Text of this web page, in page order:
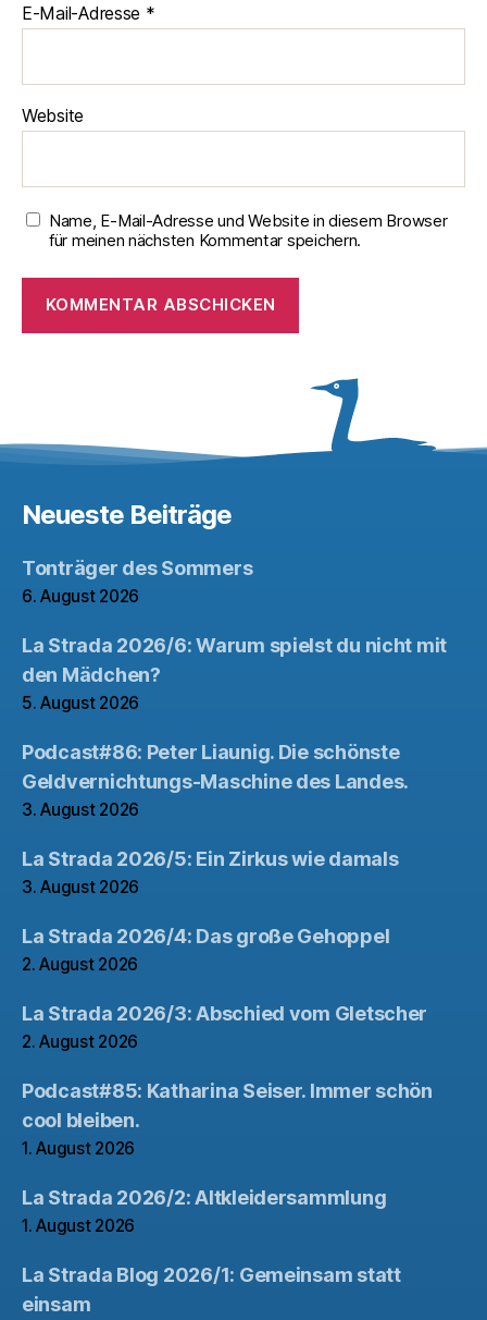
E-Mail-Adresse *
Website
Name, E-Mail-Adresse und Website in diesem Browser
für meinen nächsten Kommentar speichern.
Neueste Beiträge
Tonträger des Sommers
6. August 2026
La Strada 2026/6: Warum spielst du nicht mit
den Mädchen?
5. August 2026
Podcast#86: Peter Liaunig. Die schönste
Geldvernichtungs-Maschine des Landes.
3. August 2026
La Strada 2026/5: Ein Zirkus wie damals
3. August 2026
La Strada 2026/4: Das große Gehoppel
2. August 2026
La Strada 2026/3: Abschied vom Gletscher
2. August 2026
Podcast#85: Katharina Seiser. Immer schön
cool bleiben.
1. August 2026
La Strada 2026/2: Altkleidersammlung
1. August 2026
La Strada Blog 2026/1: Gemeinsam statt
einsam